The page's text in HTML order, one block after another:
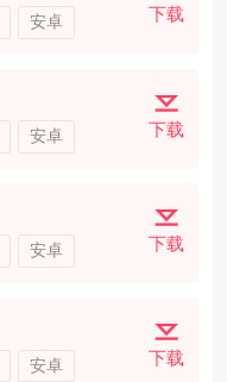
安卓 下载
安卓 下载
安卓 下载
安卓 下载